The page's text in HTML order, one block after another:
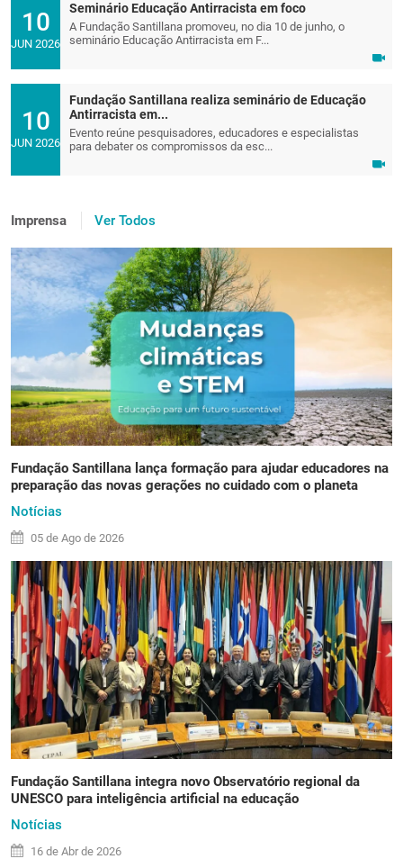
10
JUN 2026
Seminário Educação Antirracista em foco
A Fundação Santillana promoveu, no dia 10 de junho, o
seminário Educação Antirracista em F...
10
JUN 2026
Fundação Santillana realiza seminário de Educação
Antirracista em...
Evento reúne pesquisadores, educadores e especialistas
para debater os compromissos da esc...
Imprensa Ver Todos
Fundação Santillana lança formação para ajudar educadores na
preparação das novas gerações no cuidado com o planeta
Notícias
05 de Ago de 2026
Fundação Santillana integra novo Observatório regional da
UNESCO para inteligência artificial na educação
Notícias
16 de Abr de 2026